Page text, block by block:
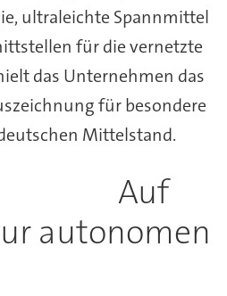
ultraleichte Spannmittel
für die vernetzte
das Unternehmen das
für besondere
Mittelstand.
Auf
autonomen